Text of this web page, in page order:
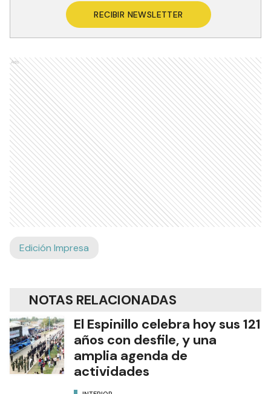
RECIBIR NEWSLETTER
Ads
Edición Impresa
NOTAS RELACIONADAS
El Espinillo celebra hoy sus 121
años con desfile, y una
amplia agenda de
actividades